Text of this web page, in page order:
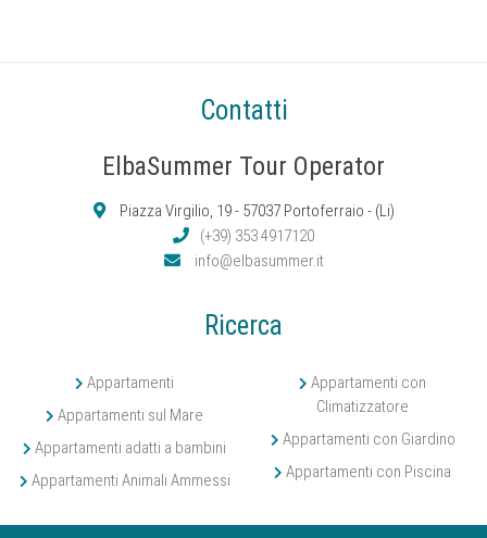
Contatti
ElbaSummer Tour Operator
Piazza Virgilio, 19 - 57037 Portoferraio - (Li)
(+39) 353 4917120
info@elbasummer.it
Ricerca
Appartamenti
Appartamenti sul Mare
Appartamenti adatti a bambini
Appartamenti Animali Ammessi
Appartamenti con
Climatizzatore
Appartamenti con Giardino
Appartamenti con Piscina